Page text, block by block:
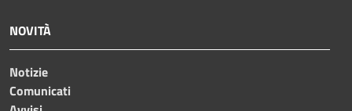
NOVITÀ
Notizie
Comunicati